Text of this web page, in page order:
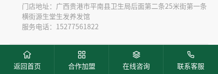
门店地址：广西贵港市平南县卫生局后面第二条25米街第一条
横街源生堂生发养发馆
服务电话：15277561822
源生堂精准养发（融创九棠府店）

返回首页

合作加盟

在线咨询

联系客服